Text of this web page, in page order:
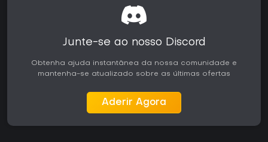
Junte-se ao nosso Discord
Obtenha ajuda instantânea da nossa comunidade e
mantenha-se atualizado sobre as últimas ofertas
Aderir Agora